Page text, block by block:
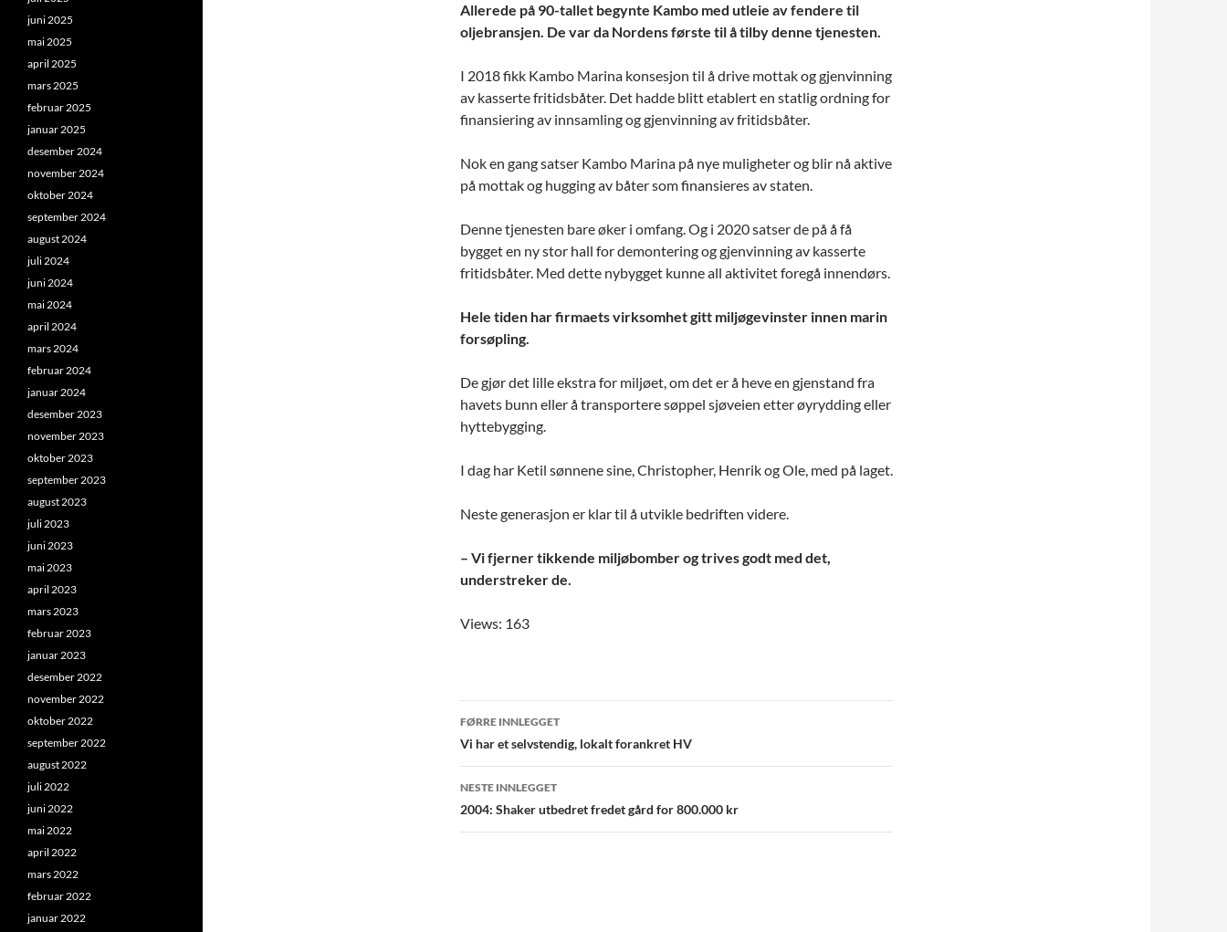
Allerede på 90-tallet begynte Kambo med utleie av fendere til
oljebransjen. De var da Nordens første til å tilby denne tjenesten.
I 2018 fikk Kambo Marina konsesjon til å drive mottak og gjenvinning
av kasserte fritidsbåter. Det hadde blitt etablert en statlig ordning for
finansiering av innsamling og gjenvinning av fritidsbåter.
Nok en gang satser Kambo Marina på nye muligheter og blir nå aktive
på mottak og hugging av båter som finansieres av staten.
Denne tjenesten bare øker i omfang. Og i 2020 satser de på å få
bygget en ny stor hall for demontering og gjenvinning av kasserte
fritidsbåter. Med dette nybygget kunne all aktivitet foregå innendørs.
Hele tiden har firmaets virksomhet gitt miljøgevinster innen marin
forsøpling.
De gjør det lille ekstra for miljøet, om det er å heve en gjenstand fra
havets bunn eller å transportere søppel sjøveien etter øyrydding eller
hyttebygging.
I dag har Ketil sønnene sine, Christopher, Henrik og Ole, med på laget.
Neste generasjon er klar til å utvikle bedriften videre.
– Vi fjerner tikkende miljøbomber og trives godt med det,
understreker de.
Views: 163
Innleggsnavigering
FØRRE INNLEGGET
Vi har et selvstendig, lokalt forankret HV
NESTE INNLEGGET
2004: Shaker utbedret fredet gård for 800.000 kr
juni 2025
mai 2025
april 2025
mars 2025
februar 2025
januar 2025
desember 2024
november 2024
oktober 2024
september 2024
august 2024
juli 2024
juni 2024
mai 2024
april 2024
mars 2024
februar 2024
januar 2024
desember 2023
november 2023
oktober 2023
september 2023
august 2023
juli 2023
juni 2023
mai 2023
april 2023
mars 2023
februar 2023
januar 2023
desember 2022
november 2022
oktober 2022
september 2022
august 2022
juli 2022
juni 2022
mai 2022
april 2022
mars 2022
februar 2022
januar 2022